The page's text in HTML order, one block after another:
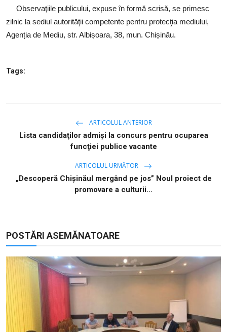
Observaţiile publicului, expuse în formă scrisă, se primesc
zilnic la sediul autorităţii competente pentru protecţia mediului,
Agenția de Mediu, str. Albișoara, 38, mun. Chișinău.
Tags:
ARTICOLUL ANTERIOR
Lista candidaţilor admişi la concurs pentru ocuparea
funcţiei publice vacante
ARTICOLUL URMĂTOR
„Descoperă Chișinăul mergând pe jos” Noul proiect de
promovare a culturii...
POSTĂRI ASEMĂNATOARE